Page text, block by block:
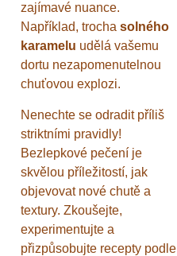
zajímavé nuance.
Například, trocha solného
karamelu udělá vašemu
dortu nezapomenutelnou
chuťovou explozi.
Nenechte se odradit příliš
striktními pravidly!
Bezlepkové pečení je
skvělou příležitostí, jak
objevovat nové chutě a
textury. Zkoušejte,
experimentujte a
přizpůsobujte recepty podle